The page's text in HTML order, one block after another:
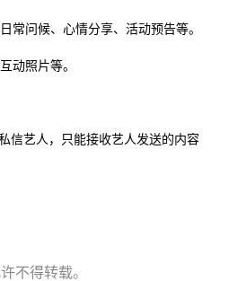
常问候、心情分享、活动预告等。
动照片等。
信艺人，只能接收艺人发送的内容
不得转载。